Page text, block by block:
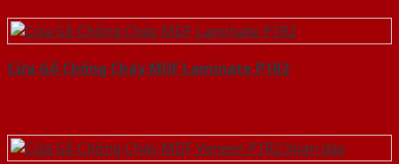
Cửa Gỗ Chống Cháy MDF Laminate P1R2